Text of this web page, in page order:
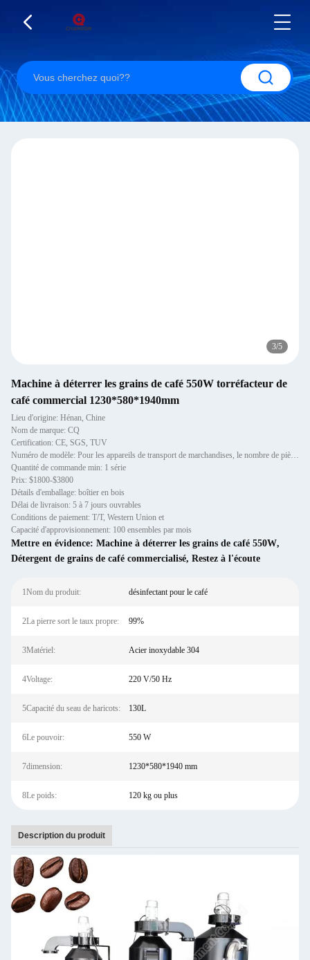
3/5
Machine à déterrer les grains de café 550W torréfacteur de
café commercial 1230*580*1940mm
Lieu d'origine: Hénan, Chine
Nom de marque: CQ
Certification: CE, SGS, TUV
Numéro de modèle: Pour les appareils de transport de marchandises, le nombre de pièces à transporter est déterminé en
Quantité de commande min: 1 série
Prix: $1800-$3800
Détails d'emballage: boîtier en bois
Délai de livraison: 5 à 7 jours ouvrables
Conditions de paiement: T/T, Western Union et
Capacité d'approvisionnement: 100 ensembles par mois
Mettre en évidence: Machine à déterrer les grains de café 550W,
Détergent de grains de café commercialisé, Restez à l'écoute
1Nom du produit: désinfectant pour le café
2La pierre sort le taux propre: 99%
3Matériel: Acier inoxydable 304
4Voltage: 220 V/50 Hz
5Capacité du seau de haricots: 130L
6Le pouvoir: 550 W
7dimension: 1230*580*1940 mm
8Le poids: 120 kg ou plus
Description du produit